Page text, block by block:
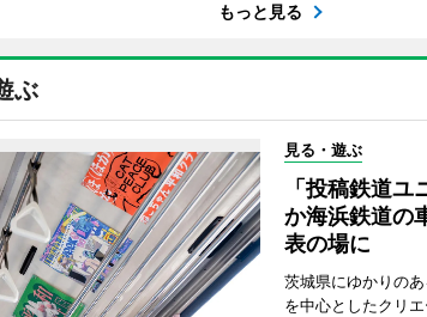
もっと見る
ぶ
見る・遊ぶ
「投稿鉄道
か海浜鉄道の
表の場に
茨城県にゆかりの
を中心としたクリ